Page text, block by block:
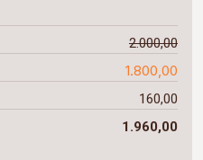
2.000,00
1.800,00
160,00
1.960,00